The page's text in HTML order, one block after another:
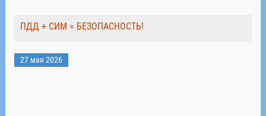
ПДД + СИМ = БЕЗОПАСНОСТЬ!
27 мая 2026